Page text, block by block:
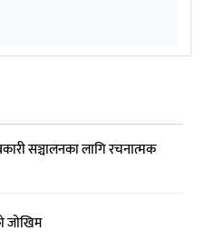
सञ्चालनका लागि रचनात्मक
जोखिम